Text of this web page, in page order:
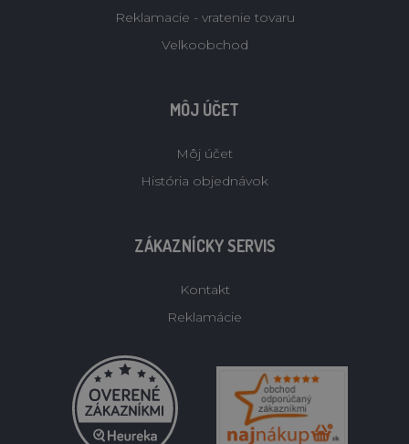
Reklamacie - vratenie tovaru
Velkoobchod
MÔJ ÚČET
Môj účet
História objednávok
ZÁKAZNÍCKY SERVIS
Kontakt
Reklamácie